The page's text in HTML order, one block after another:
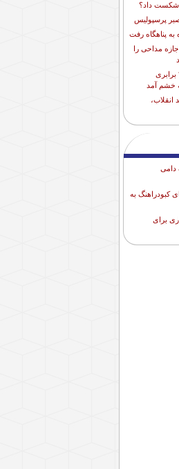
شکست داد؟
صبر پرسپولیس
به پناهگاه رفت
مداحی را
الجزیره: آمریکا از رشد ۳ برابری
خشم آمد
نهاده دامی
کبودراهنگ به
برای